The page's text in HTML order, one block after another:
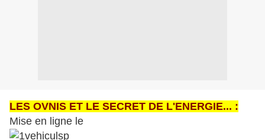
LES OVNIS ET LE SECRET DE L'ENERGIE... :
Mise en ligne le